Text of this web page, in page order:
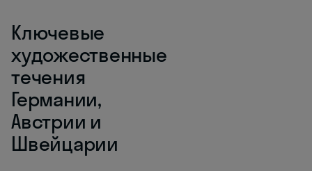
Ключевые
художественные
течения
Германии,
Австрии и
Швейцарии